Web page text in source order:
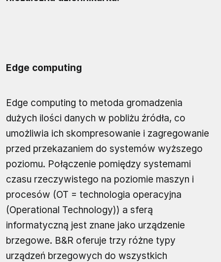
Edge computing
Edge computing to metoda gromadzenia
dużych ilości danych w pobliżu źródła, co
umożliwia ich skompresowanie i zagregowanie
przed przekazaniem do systemów wyższego
poziomu. Połączenie pomiędzy systemami
czasu rzeczywistego na poziomie maszyn i
procesów (OT = technologia operacyjna
(Operational Technology)) a sferą
informatyczną jest znane jako urządzenie
brzegowe. B&R oferuje trzy różne typy
urządzeń brzegowych do wszystkich